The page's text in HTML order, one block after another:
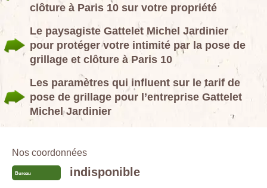
clôture à Paris 10 sur votre propriété
Le paysagiste Gattelet Michel Jardinier
pour protéger votre intimité par la pose de
grillage et clôture à Paris 10
Les paramètres qui influent sur le tarif de
pose de grillage pour l’entreprise Gattelet
Michel Jardinier
Nos coordonnées
Bureau indisponible